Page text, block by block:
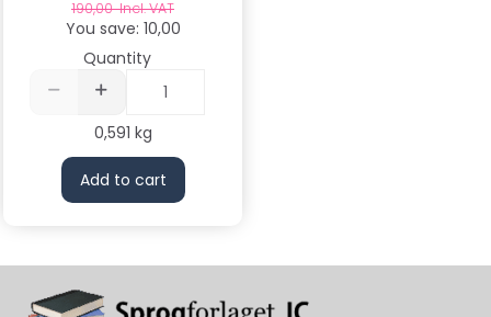
190,00Incl. VAT
You save: 10,00
Quantity
0,591 kg
Add to cart